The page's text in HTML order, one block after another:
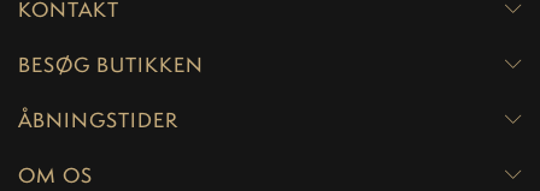
KONTAKT
BESØG BUTIKKEN
ÅBNINGSTIDER
OM OS